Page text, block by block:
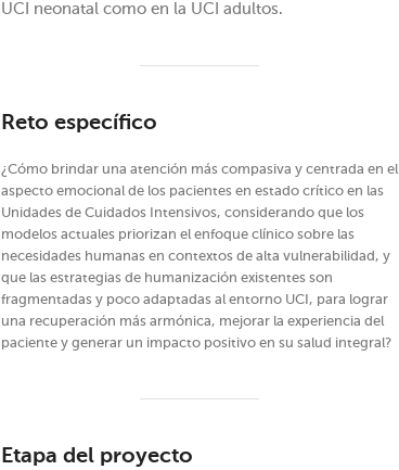
UCI neonatal como en la UCI adultos.
Reto específico
¿Cómo brindar una atención más compasiva y centrada en el
aspecto emocional de los pacientes en estado crítico en las
Unidades de Cuidados Intensivos, considerando que los
modelos actuales priorizan el enfoque clínico sobre las
necesidades humanas en contextos de alta vulnerabilidad, y
que las estrategias de humanización existentes son
fragmentadas y poco adaptadas al entorno UCI, para lograr
una recuperación más armónica, mejorar la experiencia del
paciente y generar un impacto positivo en su salud integral?
Etapa del proyecto